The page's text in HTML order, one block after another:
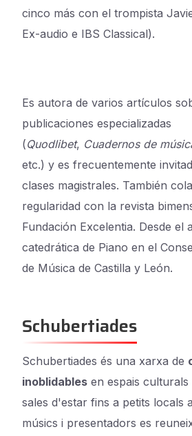
cinco más con el trompista
Ex-audio e IBS Classical).
Es autora de varios artículos
publicaciones especializadas
(Quodlibet, Cuadernos de
etc.) y es frecuentemente
clases magistrales. También
regularidad con la revista
Fundación Excelentia. Desde el
catedrática de Piano en el
de Música de Castilla y León.
Schubertiades
Schubertiades és una xarxa de
inoblidables en espais
sales d'estar fins a petits locals
músics i presentadors es